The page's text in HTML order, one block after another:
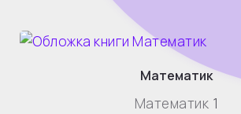
Математик
Математик 1